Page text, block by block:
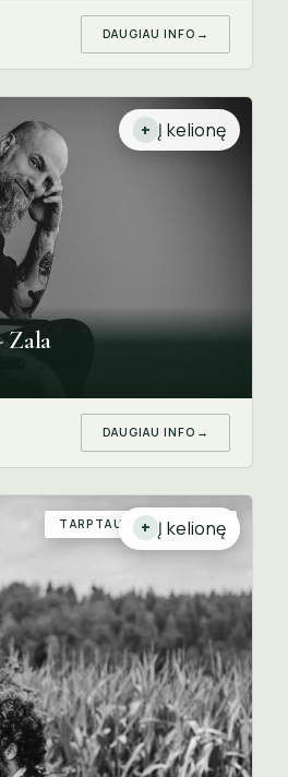
DAUGIAU INFO →
+ Į kelionę
Zala
DAUGIAU INFO →
+ Į kelionę
TARPTAUTINIS SVEČIAS